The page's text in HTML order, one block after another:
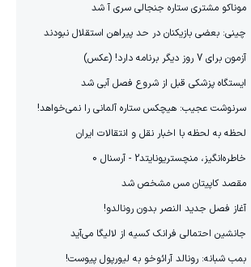
موناکو مشتری ستاره جنجالی سری آ شد
چینی: بعضی بازیکنان در حد پیراهن استقلال نبودند
آزمون برای 7 روز دیگر برنامه دارد! (عکس)
ایستگاه پزشکی قبل از شروع فصل آبی شد
سرنوشت عجیب: هیچکس ستاره آلمانی را نمی‌خواهد!
لحظه به لحظه با اخبار نقل و انتقالات ایران
خاطره‌انگیز، منچستریونایتد2 - آرسنال 0
مقصد کاپیتان مس مشخص شد
آغاز فصل جدید النصر بدون رونالدو!
جانشین احتمالی فرانک کسیه از لالیگا می‌آید
بمب شبانه: رونالد آرائوخو به لیورپول پیوست!